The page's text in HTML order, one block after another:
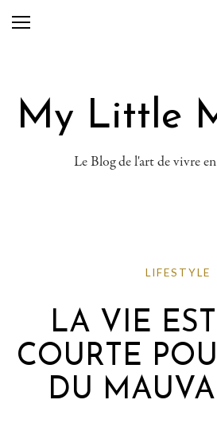
My Little
Le Blog de l'art de vivre
LIFESTYLE
LA VIE
COURTE
DU